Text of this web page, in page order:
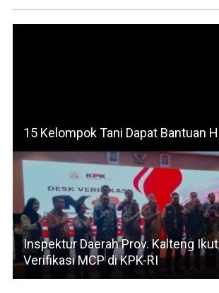
15 Kelompok Tani Dapat Bantuan
Inspektur Daerah Prov. Kalteng
Verifikasi MCP di KPK-RI